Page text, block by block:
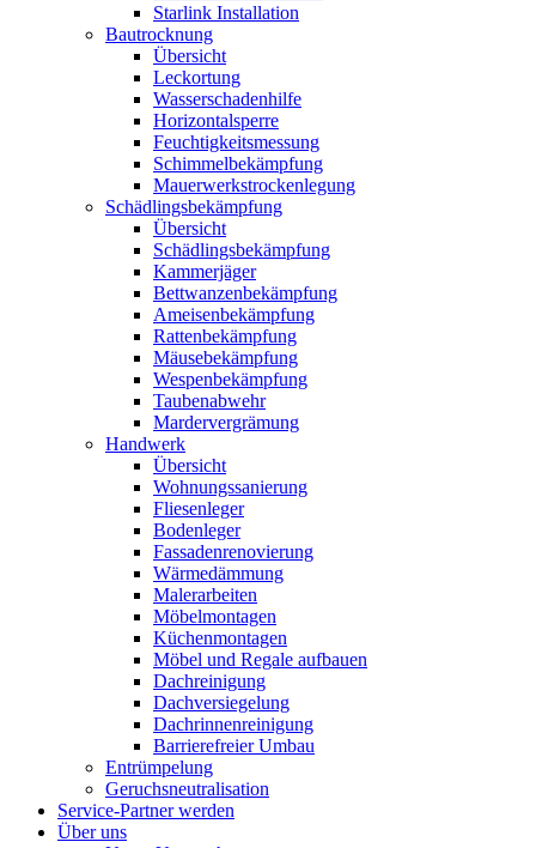
Starlink Installation
Bautrocknung
Übersicht
Leckortung
Wasserschadenhilfe
Horizontalsperre
Feuchtigkeitsmessung
Schimmelbekämpfung
Mauerwerkstrockenlegung
Schädlingsbekämpfung
Übersicht
Schädlingsbekämpfung
Kammerjäger
Bettwanzenbekämpfung
Ameisenbekämpfung
Rattenbekämpfung
Mäusebekämpfung
Wespenbekämpfung
Taubenabwehr
Mardervergrämung
Handwerk
Übersicht
Wohnungssanierung
Fliesenleger
Bodenleger
Fassadenrenovierung
Wärmedämmung
Malerarbeiten
Möbelmontagen
Küchenmontagen
Möbel und Regale aufbauen
Dachreinigung
Dachversiegelung
Dachrinnenreinigung
Barrierefreier Umbau
Entrümpelung
Geruchsneutralisation
Service-Partner werden
Über uns